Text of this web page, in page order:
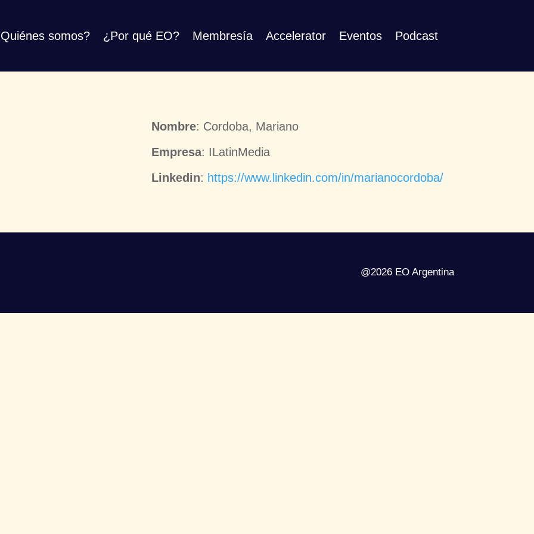
somos? ¿Por qué EO? Membresía Accelerator Eventos Podcast
Nombre: Cordoba, Mariano
Empresa: ILatinMedia
Linkedin: https://www.linkedin.com/in/marianocordoba/
@2026 EO Argentina